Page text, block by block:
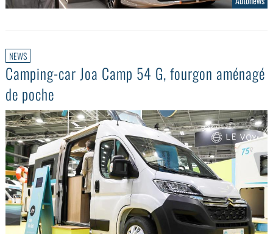
NEWS
Camping-car Joa Camp 54 G, fourgon aménagé
de poche